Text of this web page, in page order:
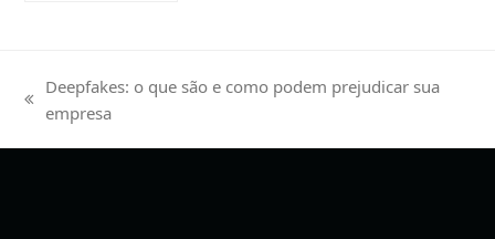
previous
Deepfakes: o que são e como podem prejudicar sua
empresa